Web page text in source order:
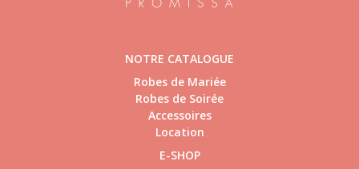
NOTRE CATALOGUE
Robes de Mariée
Robes de Soirée
Accessoires
Location
E-SHOP